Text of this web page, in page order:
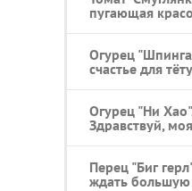
пугающая
Огурец
счастье для
Огурец "Ни
Здравствуй,
Перец "Биг
ждать большую